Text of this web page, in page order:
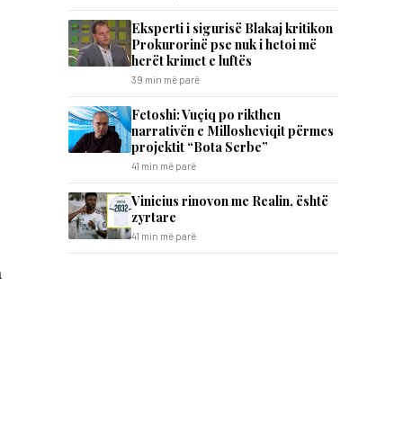
Eksperti i sigurisë Blakaj kritikon
Prokurorinë pse nuk i hetoi më
herët krimet e luftës
39 min më parë
Fetoshi: Vuçiq po rikthen
narrativën e Millosheviqit përmes
projektit “Bota Serbe”
41 min më parë
Vinicius rinovon me Realin, është
zyrtare
41 min më parë